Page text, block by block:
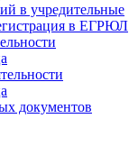
в учредительные
в ЕГРЮЛ
документов